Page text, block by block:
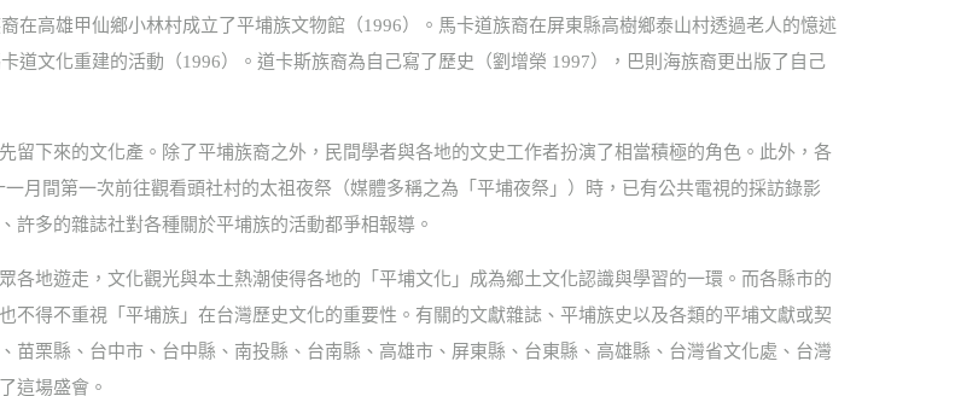
在高雄甲仙鄉小林村成立了平埔族文物館（1996）。馬卡道族裔在屏東縣高樹鄉泰山村透過老人的憶述
道文化重建的活動（1996）。道卡斯族裔為自己寫了歷史（劉增榮 1997），巴則海族裔更出版了自己
留下來的文化產。除了平埔族裔之外，民間學者與各地的文史工作者扮演了相當積極的角色。此外，各
月間第一次前往觀看頭社村的太祖夜祭（媒體多稱之為「平埔夜祭」）時，已有公共電視的採訪錄影
許多的雜誌社對各種關於平埔族的活動都爭相報導。
各地遊走，文化觀光與本土熱潮使得各地的「平埔文化」成為鄉土文化認識與學習的一環。而各縣市的
不得不重視「平埔族」在台灣歷史文化的重要性。有關的文獻雜誌、平埔族史以及各類的平埔文獻或契
苗栗縣、台中市、台中縣、南投縣、台南縣、高雄市、屏東縣、台東縣、高雄縣、台灣省文化處、台灣
這場盛會。